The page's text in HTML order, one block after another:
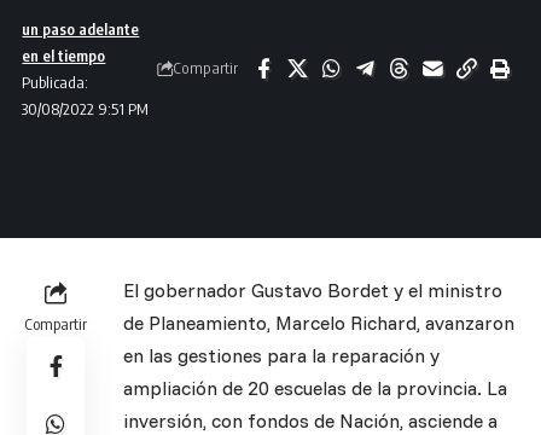
Publicada:
30/08/2022 9:51 PM
un paso adelante
en el tiempo
Compartir
Compartir
El gobernador Gustavo Bordet y el ministro
de Planeamiento, Marcelo Richard, avanzaron
en las gestiones para la reparación y
ampliación de 20 escuelas de la provincia. La
inversión, con fondos de Nación, asciende a